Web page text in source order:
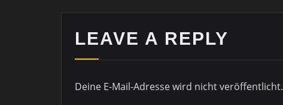
LEAVE A REPLY
Deine E-Mail-Adresse wird nicht veröffentlicht.